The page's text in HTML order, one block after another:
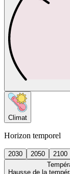
Climat
Horizon temporel
2030 2050
2100
Hausse de la